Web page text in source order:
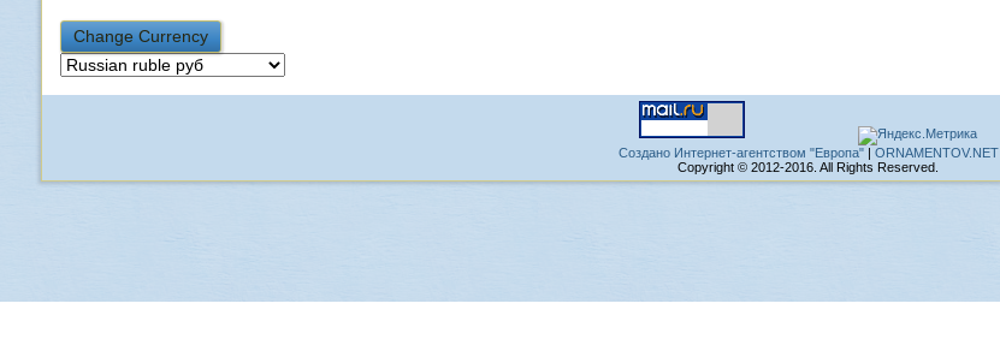
Создано Интернет-агентством "Европа"| ORNAMENTOV.NET
Copyright © 2012-2016. All Rights Reserved.